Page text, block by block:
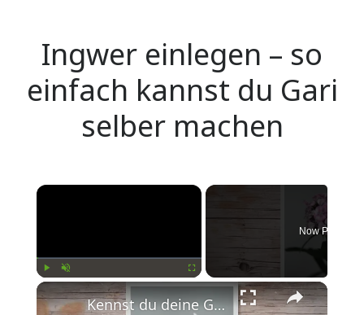
Ingwer einlegen – so
einfach kannst du Gari
selber machen
Fullscreen
Now Playing
Kennst du deine Geburtsblume?